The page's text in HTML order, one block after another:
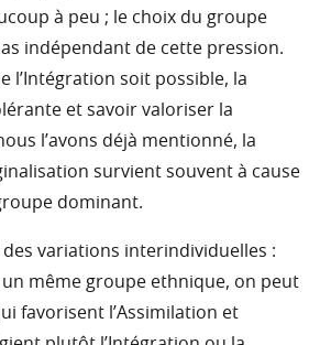
à peu ; le choix du groupe
indépendant de cette pression.
l’Intégration soit possible, la
et savoir valoriser la
l’avons déjà mentionné, la
survient souvent à cause
dominant.
des variations interindividuelles :
même groupe ethnique, on peut
favorisent l’Assimilation et